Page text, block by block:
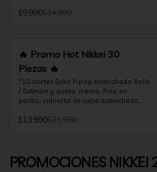
$9.990$14.990
🔥 Promo Hot Nikkei 30
Piezas 🔥
*10 cortes Sake Furay Acevichado Rolls
/ Salmón y queso crema, frito en
panko, cubierto de salsa acevichada,
*10 cortes Maguro Acevichado Rolls /
$13.990$21.990
PROMOCIONES NIKKEI